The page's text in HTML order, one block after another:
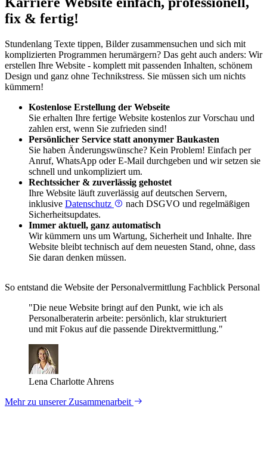
fix & fertig!
Stundenlang Texte tippen, Bilder zusammensuchen und sich mit
komplizierten Programmen herumärgern? Das geht auch anders: Wir
erstellen Ihre Website - komplett mit passenden Inhalten, schönem
Design und ganz ohne Technikstress. Sie müssen sich um nichts
kümmern!
Kostenlose Erstellung der Webseite
Sie erhalten Ihre fertige Website kostenlos zur Vorschau und
zahlen erst, wenn Sie zufrieden sind!
Persönlicher Service statt anonymer Baukasten
Sie haben Änderungswünsche? Kein Problem! Einfach per
Anruf, WhatsApp oder E-Mail durchgeben und wir setzen sie
schnell und unkompliziert um.
Rechtssicher & zuverlässig gehostet
Ihre Website läuft zuverlässig auf deutschen Servern,
inklusive Datenschutz
nach DSGVO und regelmäßigen
Sicherheitsupdates.
Immer aktuell, ganz automatisch
Wir kümmern uns um Wartung, Sicherheit und Inhalte. Ihre
Website bleibt technisch auf dem neuesten Stand, ohne, dass
Sie daran denken müssen.
So entstand die Website der Personal­vermittlung Fachblick Personal
"Die neue Website bringt auf den Punkt, wie ich als
Personalberaterin arbeite: persönlich, klar strukturiert
und mit Fokus auf die passende Direktvermittlung."
Lena Charlotte Ahrens
Mehr zu unserer Zusammenarbeit